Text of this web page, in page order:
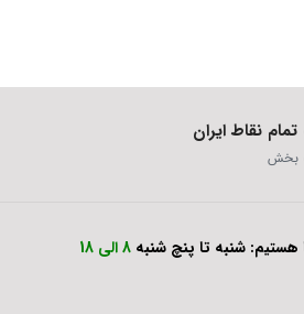
نقاط ایران
بخش
شنبه تا پنچ شنبه 8 الی 18